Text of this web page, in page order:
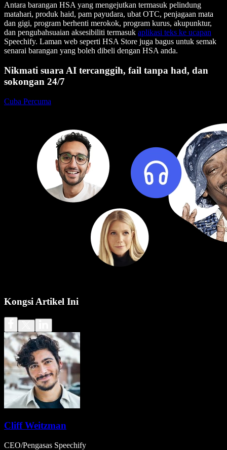
Antara barangan HSA yang mengejutkan termasuk pelindung
matahari, produk haid, pam payudara, ubat OTC, penjagaan mata
dan gigi, program berhenti merokok, program kurus, akupunktur,
dan pengubahsuaian aksesibiliti termasuk aplikasi teks ke ucapan
Speechify. Laman web seperti HSA Store juga bagus untuk semak
senarai barangan yang boleh dibeli dengan HSA anda.
Nikmati suara AI tercanggih, fail tanpa had, dan
sokongan 24/7
Cuba Percuma
Kongsi Artikel Ini
Cliff Weitzman
CEO/Pengasas Speechify